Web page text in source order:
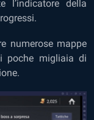
l’indicatore della
numerose mappe
poche migliaia di